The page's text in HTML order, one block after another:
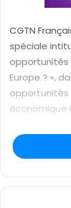
CGTN
spéciale
opportunités
Europe ? »,
opportunités
économique
Selon Zhang
Français, il
(Source /